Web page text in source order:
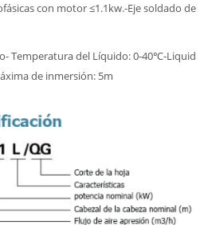
con motor ≤1.1kw.-Eje soldado de
Temperatura del Líquido: 0-40℃-Liquid
de inmersión: 5m